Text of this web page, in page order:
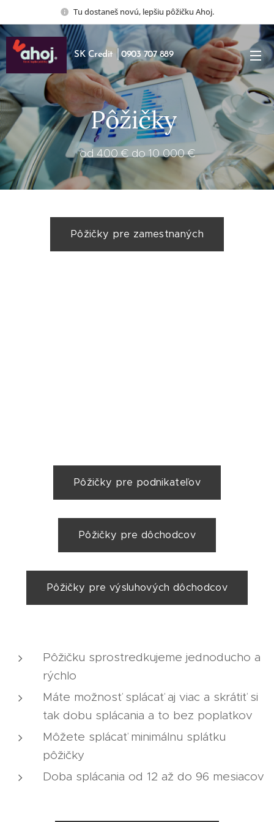
Tu dostaneš novú, lepšiu pôžičku Ahoj.
SK Credit │0903 707 889
Pôžičky
od 400 € do 10 000 €
Pôžičky pre zamestnaných
Pôžičky pre podnikateľov
Pôžičky pre dôchodcov
Pôžičky pre výsluhových dôchodcov
Pôžičku sprostredkujeme jednoducho a
rýchlo
Máte možnosť splácať aj viac a skrátiť si
tak dobu splácania a to bez poplatkov
Môžete splácať minimálnu splátku
pôžičky
Doba splácania od 12 až do 96 mesiacov